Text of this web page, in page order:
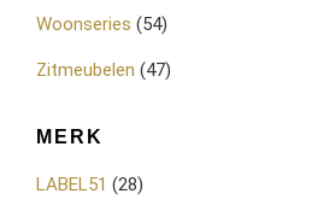
Woonseries (54)
Zitmeubelen (47)
MERK
LABEL51 (28)